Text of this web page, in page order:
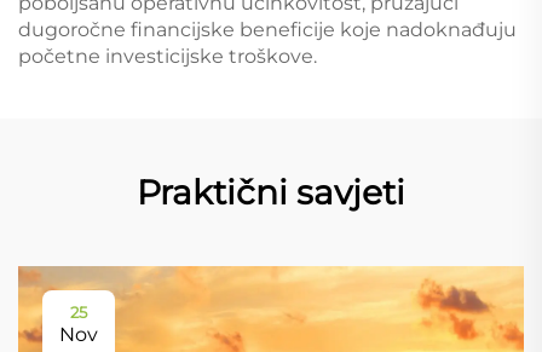
dugoročne financijske beneficije koje nadoknađuju
početne investicijske troškove.
Praktični savjeti
25
Nov